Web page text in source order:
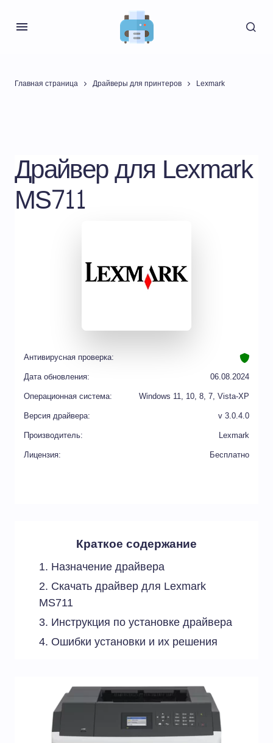
Главная страница Драйверы для принтеров Lexmark
Драйвер для Lexmark
MS711
Антивирусная проверка:
Дата обновления: 06.08.2024
Операционная система: Windows 11, 10, 8, 7, Vista-XP
Версия драйвера: v 3.0.4.0
Производитель: Lexmark
Лицензия: Бесплатно
Краткое содержание
Назначение драйвера
Скачать драйвер для Lexmark
MS711
Инструкция по установке драйвера
Ошибки установки и их решения